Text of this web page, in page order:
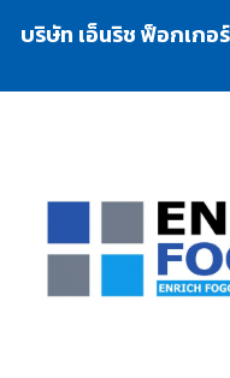
บริษัท เอ็นริช ฟ็อกเกอ